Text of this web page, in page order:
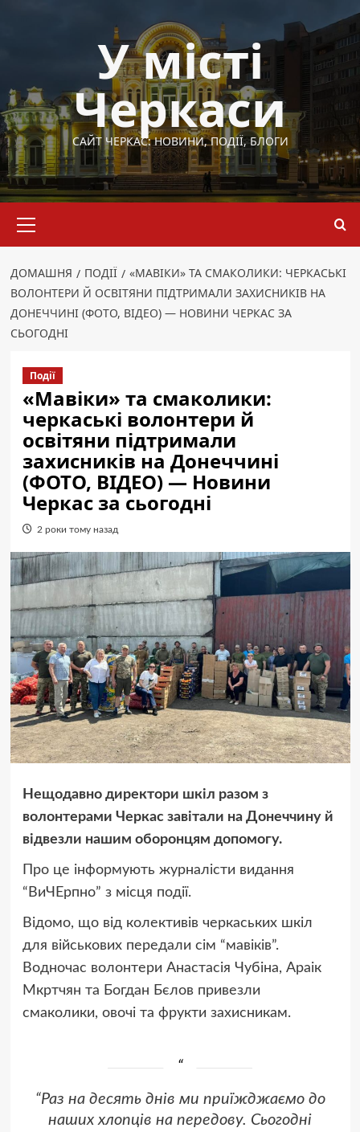
У місті
Черкаси
САЙТ ЧЕРКАС: НОВИНИ, ПОДІЇ, БЛОГИ
меню
ДОМАШНЯ ПОДІЇ
«МАВІКИ» ТА СМАКОЛИКИ: ЧЕРКАСЬКІ
ВОЛОНТЕРИ Й ОСВІТЯНИ ПІДТРИМАЛИ ЗАХИСНИКІВ НА
ДОНЕЧЧИНІ (ФОТО, ВІДЕО) — НОВИНИ ЧЕРКАС ЗА
СЬОГОДНІ
Події
«Мавіки» та смаколики:
черкаські волонтери й
освітяни підтримали
захисників на Донеччині
(ФОТО, ВІДЕО) — Новини
Черкас за сьогодні
2 роки тому назад
Нещодавно директори шкіл разом з
волонтерами Черкас завітали на Донеччину й
відвезли нашим оборонцям допомогу.
Про це інформують журналісти видання
“ВиЧЕрпно” з місця події.
Відомо, що від колективів черкаських шкіл
для військових передали сім “мавіків”.
Водночас волонтери Анастасія Чубіна, Араік
Мкртчян та Богдан Бєлов привезли
смаколики, овочі та фрукти захисникам.
“Раз на десять днів ми приїжджаємо до
наших хлопців на передову. Сьогодні